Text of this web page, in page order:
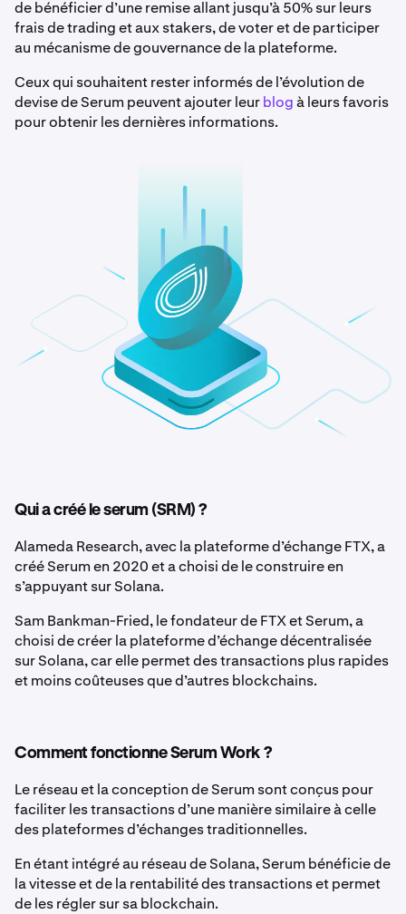
de bénéficier d’une remise allant jusqu’à 50% sur leurs
frais de trading et aux stakers, de voter et de participer
au mécanisme de gouvernance de la plateforme.
Ceux qui souhaitent rester informés de l’évolution de
devise de Serum peuvent ajouter leurblogà leurs favoris
pour obtenir les dernières informations.
Qui a créé le serum (SRM) ?
Alameda Research, avec la plateforme d’échange FTX, a
créé Serum en 2020 et a choisi de le construire en
s’appuyant sur Solana.
Sam Bankman-Fried, le fondateur de FTX et Serum, a
choisi de créer la plateforme d’échange décentralisée
sur Solana, car elle permet des transactions plus rapides
et moins coûteuses que d’autres blockchains.
Comment fonctionne Serum Work ?
Le réseau et la conception de Serum sont conçus pour
faciliter les transactions d’une manière similaire à celle
des plateformes d’échanges traditionnelles.
En étant intégré au réseau de Solana, Serum bénéficie de
la vitesse et de la rentabilité des transactions et permet
de les régler sur sa blockchain.